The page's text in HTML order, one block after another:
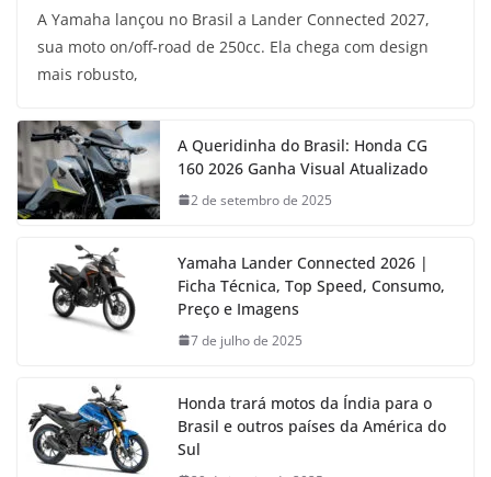
A Yamaha lançou no Brasil a Lander Connected 2027,
sua moto on/off-road de 250cc. Ela chega com design
mais robusto,
A Queridinha do Brasil: Honda CG
160 2026 Ganha Visual Atualizado
2 de setembro de 2025
Yamaha Lander Connected 2026 |
Ficha Técnica, Top Speed, Consumo,
Preço e Imagens
7 de julho de 2025
Honda trará motos da Índia para o
Brasil e outros países da América do
Sul